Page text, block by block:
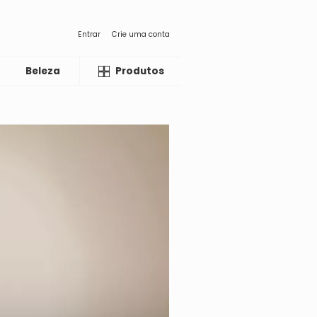
Entrar Crie uma conta
Beleza LiquidaProdutos